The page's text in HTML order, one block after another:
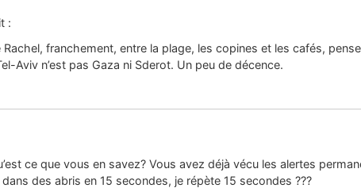
:
Rachel, franchement, entre la plage, les copines et les cafés,
Aviv n’est pas Gaza ni Sderot. Un peu de décence.
ce que vous en savez? Vous avez déjà vécu les alertes
des abris en 15 secondes, je répète 15 secondes ???